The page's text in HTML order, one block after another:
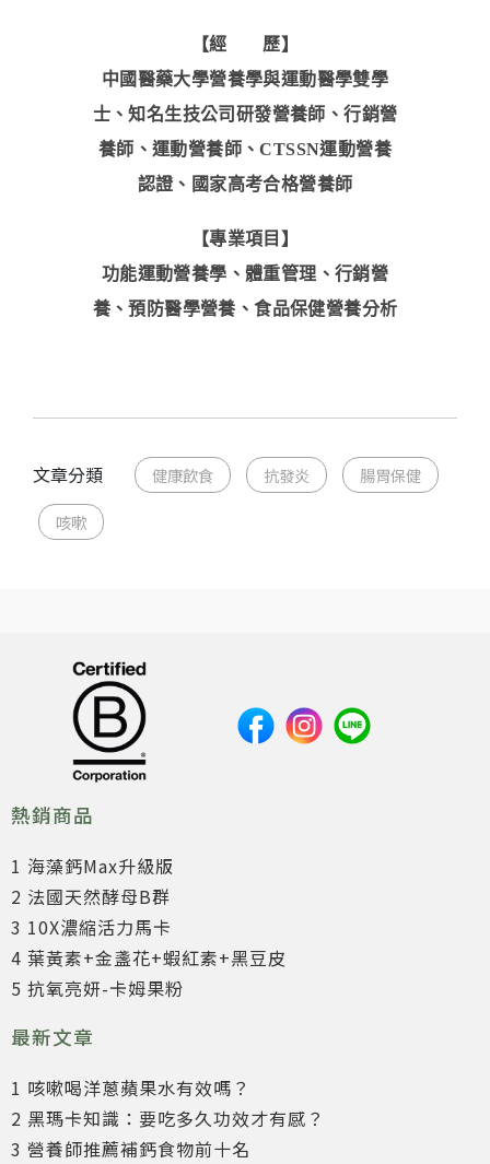
【經 歷】
中國醫藥大學營養學與運動醫學雙學
士、知名生技公司研發營養師、行銷營
養師、運動營養師、CTSSN運動營養
認證、國家高考合格營養師
【專業項目】
功能運動營養學、體重管理、行銷營
養、預防醫學營養、食品保健營養分析
文章分類 健康飲食 抗發炎 腸胃保健
咳嗽
熱銷商品
1 海藻鈣Max升級版
2 法國天然酵母B群
3 10X濃縮活力馬卡
4 葉黃素+金盞花+蝦紅素+黑豆皮
5 抗氧亮妍-卡姆果粉
最新文章
1 咳嗽喝洋蔥蘋果水有效嗎？
2 黑瑪卡知識：要吃多久功效才有感？
3 營養師推薦補鈣食物前十名